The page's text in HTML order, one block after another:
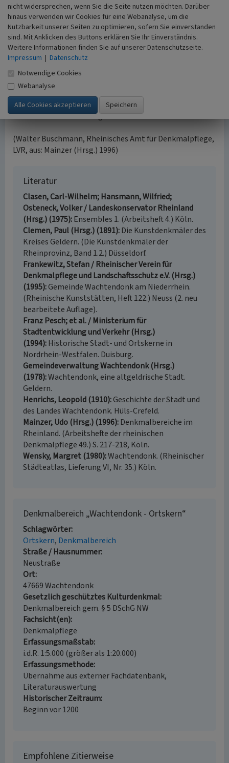
Hülchrath) gemindert ist.
Schon 1976 war Wachtendonk wegen seines
geschlossenen historischen Ortsbildes in der Publikation
Ensembles 1 durch das Rheinische Amt für Denkmalpflege
(damals Landeskonservator Rheinland) gewürdigt
worden. Eine 1982 erlassene Gestaltungssatzung brachte
durch teilweise wenig exakte Formulierungen nicht die
gewünschte Schutzwirkung. Im Einvernehmen zwischen
Stadt und Denkmalamt wurde daher 1989 die
Denkmalbereichssatzung erlassen.
(Walter Buschmann, Rheinisches Amt für Denkmalpflege,
LVR, aus: Mainzer (Hrsg.) 1996)
Literatur
Clasen, Carl-Wilhelm; Hansmann, Wilfried;
Osteneck, Volker / Landeskonservator Rheinland
(Hrsg.) (1975) Ensembles 1. (Arbeitsheft 4.) Köln.
Clemen, Paul (Hrsg.) (1891) Die Kunstdenkmäler des
Kreises Geldern. (Die Kunstdenkmäler der
Rheinprovinz, Band 1.2.) Düsseldorf.
Frankewitz, Stefan / Rheinischer Verein für
Denkmalpflege und Landschaftsschutz e.V. (Hrsg.)
(1995) Gemeinde Wachtendonk am Niederrhein.
(Rheinische Kunststätten, Heft 122.) Neuss (2. neu
bearbeitete Auflage).
Franz Pesch; et al. / Ministerium für
Stadtentwicklung und Verkehr (Hrsg.)
(1994) Historische Stadt- und Ortskerne in
Nordrhein-Westfalen. Duisburg.
Gemeindeverwaltung Wachtendonk (Hrsg.)
(1978) Wachtendonk, eine altgeldrische Stadt.
Geldern.
Henrichs, Leopold (1910) Geschichte der Stadt und
des Landes Wachtendonk. Hüls-Crefeld.
Mainzer, Udo (Hrsg.) (1996) Denkmalbereiche im
Rheinland. (Arbeitshefte der rheinischen
Denkmalpflege 49.) S. 217-218, Köln.
Wensky, Margret (1980) Wachtendonk. (Rheinischer
Städteatlas, Lieferung VI, Nr. 35.) Köln.
Denkmalbereich „Wachtendonk - Ortskern“
Schlagwörter
Ortskern Denkmalbereich
Straße / Hausnummer
Neustraße
Ort
47669 Wachtendonk
Gesetzlich geschütztes Kulturdenkmal
Denkmalbereich gem. § 5 DSchG NW
Fachsicht(en)
Denkmalpflege
Erfassungsmaßstab
i.d.R. 1:5.000 (größer als 1:20.000)
Erfassungsmethode
Übernahme aus externer Fachdatenbank,
Literaturauswertung
Historischer Zeitraum
Beginn vor 1200
Empfohlene Zitierweise
nicht widersprechen, wenn Sie die Seite nutzen möchten. Darüber
hinaus verwenden wir Cookies für eine Webanalyse, um die
Nutzbarkeit unserer Seiten zu optimieren, sofern Sie einverstanden
sind. Mit Anklicken des Buttons erklären Sie Ihr Einverständnis.
Weitere Informationen finden Sie auf unserer Datenschutzseite.
Impressum | Datenschutz
Notwendige Cookies
Webanalyse